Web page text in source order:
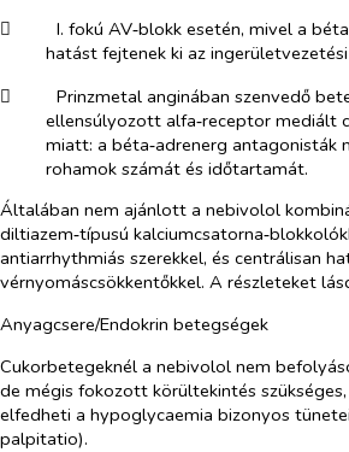
​
I. fokú AV‑blokk esetén, mivel a
hatást fejtenek ki az
​
Prinzmetal anginában szenvedő
ellensúlyozott alfa‑receptor mediált
miatt: a béta‑adrenerg antagonisták
rohamok számát és időtartamát.
Általában nem ajánlott a nebivolol
diltiazem‑típusú
antiarrhythmiás szerekkel, és centrálisan
vérnyomáscsökkentőkkel. A részleteket
Anyagcsere/Endokrin betegségek
Cukorbetegeknél a nebivolol nem
de mégis fokozott körültekintés
elfedheti a hypoglycaemia bizonyos
palpitatio).